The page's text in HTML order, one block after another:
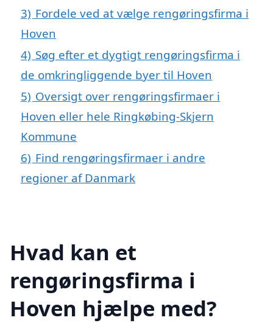
3) Fordele ved at vælge rengøringsfirma i
Hoven
4) Søg efter et dygtigt rengøringsfirma i
de omkringliggende byer til Hoven
5) Oversigt over rengøringsfirmaer i
Hoven eller hele Ringkøbing-Skjern
Kommune
6) Find rengøringsfirmaer i andre
regioner af Danmark
Hvad kan et
rengøringsfirma i
Hoven hjælpe med?